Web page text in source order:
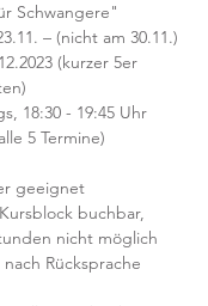
Schwangere"
– (nicht am 30.11.)
(kurzer 5er
18:30 - 19:45 Uhr
5 Termine)
geeignet
buchbar,
nicht möglich
Rücksprache